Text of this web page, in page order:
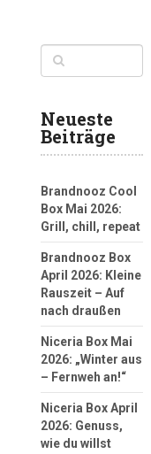
Neueste
Beiträge
Brandnooz Cool
Box Mai 2026:
Grill, chill, repeat
Brandnooz Box
April 2026: Kleine
Rauszeit – Auf
nach draußen
Niceria Box Mai
2026: „Winter aus
– Fernweh an!“
Niceria Box April
2026: Genuss,
wie du willst